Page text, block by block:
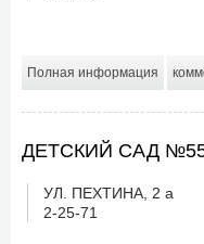
Полная информация
ДЕТСКИЙ САД №55
УЛ. ПЕХТИНА, 2 а
2-25-71